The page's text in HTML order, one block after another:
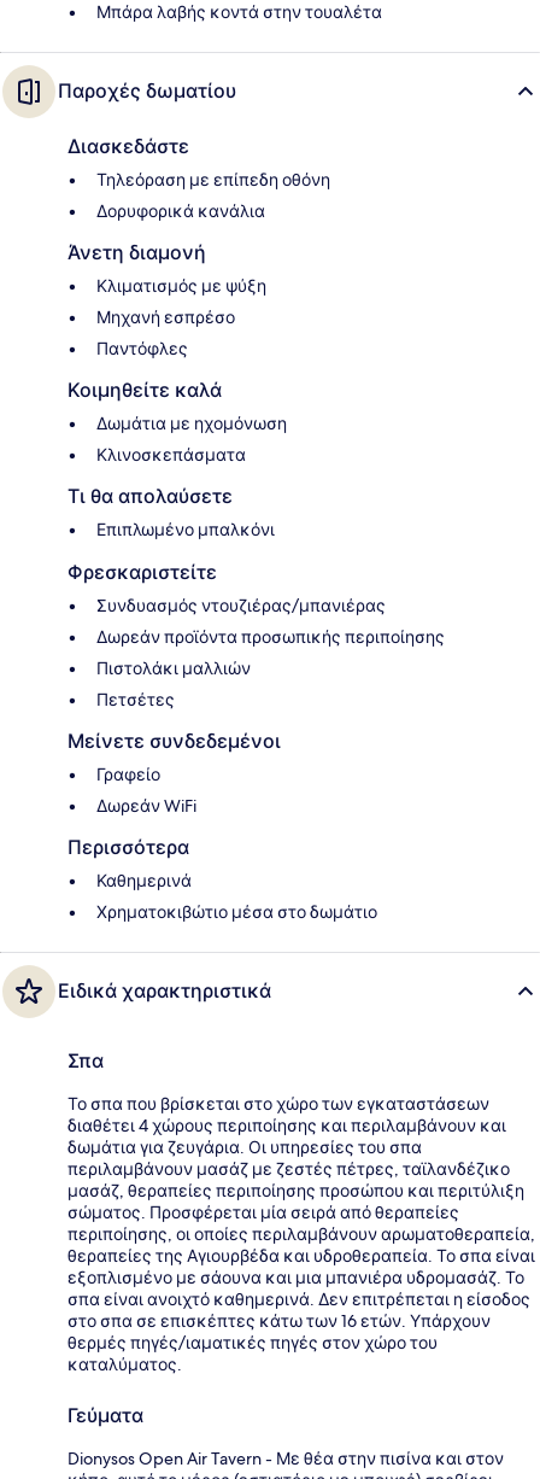
Μπάρα λαβής κοντά στην τουαλέτα
Παροχές δωματίου
Διασκεδάστε
Τηλεόραση με επίπεδη οθόνη
Δορυφορικά κανάλια
Άνετη διαμονή
Κλιματισμός με ψύξη
Μηχανή εσπρέσο
Παντόφλες
Κοιμηθείτε καλά
Δωμάτια με ηχομόνωση
Κλινοσκεπάσματα
Τι θα απολαύσετε
Επιπλωμένο μπαλκόνι
Φρεσκαριστείτε
Συνδυασμός ντουζιέρας/μπανιέρας
Δωρεάν προϊόντα προσωπικής περιποίησης
Πιστολάκι μαλλιών
Πετσέτες
Μείνετε συνδεδεμένοι
Γραφείο
Δωρεάν WiFi
Περισσότερα
Καθημερινά
Χρηματοκιβώτιο μέσα στο δωμάτιο
Ειδικά χαρακτηριστικά
Σπα
Το σπα που βρίσκεται στο χώρο των εγκαταστάσεων
διαθέτει 4 χώρους περιποίησης και περιλαμβάνουν και
δωμάτια για ζευγάρια. Οι υπηρεσίες του σπα
περιλαμβάνουν μασάζ με ζεστές πέτρες, ταϊλανδέζικο
μασάζ, θεραπείες περιποίησης προσώπου και περιτύλιξη
σώματος. Προσφέρεται μία σειρά από θεραπείες
περιποίησης, οι οποίες περιλαμβάνουν αρωματοθεραπεία,
θεραπείες της Αγιουρβέδα και υδροθεραπεία. Το σπα είναι
εξοπλισμένο με σάουνα και μια μπανιέρα υδρομασάζ. Το
σπα είναι ανοιχτό καθημερινά. Δεν επιτρέπεται η είσοδος
στο σπα σε επισκέπτες κάτω των 16 ετών. Υπάρχουν
θερμές πηγές/ιαματικές πηγές στον χώρο του
καταλύματος.
Γεύματα
Dionysos Open Air Tavern - Με θέα στην πισίνα και στον